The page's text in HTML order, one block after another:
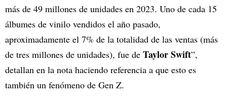
más de 49 millones de unidades en 2023. Uno de cada 15
álbumes de vinilo vendidos el año pasado,
aproximadamente el 7% de la totalidad de las ventas (más
de tres millones de unidades), fue de Taylor Swift”,
detallan en la nota haciendo referencia a que esto es
también un fenómeno de Gen Z.